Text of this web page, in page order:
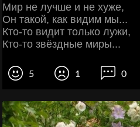
Мир не лучше и не хуже,
Он такой, как видим мы...
Кто-то видит только лужи,
Кто-то звёздные миры...
5 1 0